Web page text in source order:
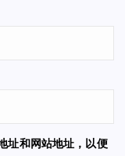
址和网站地址，以便